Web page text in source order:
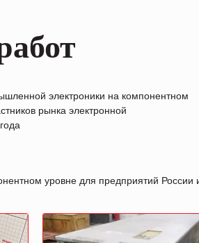
электроники на компонентном
рынка электронной
уровне для предприятий